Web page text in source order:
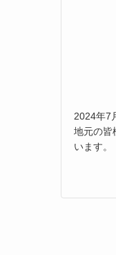
2024年7
地元の皆
います。